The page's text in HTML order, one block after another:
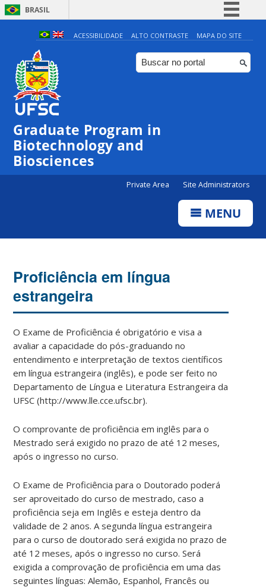
BRASIL
Simplifique!
Comunica BR
Participe
ACESSIBILIDADE ALTO CONTRASTE MAPA DO SITE
Graduate Program in
Biotechnology and
Biosciences
Private Area Site Administrators
MENU
Proficiência em língua
estrangeira
O Exame de Proficiência é obrigatório e visa a
avaliar a capacidade do pós-graduando no
entendimento e interpretação de textos científicos
em língua estrangeira (inglês), e pode ser feito no
Departamento de Língua e Literatura Estrangeira da
UFSC (http://www.lle.cce.ufsc.br).
O comprovante de proficiência em inglês para o
Mestrado será exigido no prazo de até 12 meses,
após o ingresso no curso.
O Exame de Proficiência para o Doutorado poderá
ser aproveitado do curso de mestrado, caso a
proficiência seja em Inglês e esteja dentro da
validade de 2 anos. A segunda língua estrangeira
para o curso de doutorado será exigida no prazo de
até 12 meses, após o ingresso no curso. Será
exigida a comprovação de proficiência em uma das
seguintes línguas: Alemão, Espanhol, Francês ou